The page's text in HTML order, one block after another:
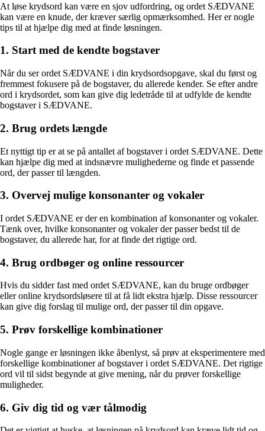
At løse krydsord kan være en sjov udfordring, og ordet SÆDVANE
kan være en knude, der kræver særlig opmærksomhed. Her er nogle
tips til at hjælpe dig med at finde løsningen.
1. Start med de kendte bogstaver
Når du ser ordet SÆDVANE i din krydsordsopgave, skal du først og
fremmest fokusere på de bogstaver, du allerede kender. Se efter andre
ord i krydsordet, som kan give dig ledetråde til at udfylde de kendte
bogstaver i SÆDVANE.
2. Brug ordets længde
Et nyttigt tip er at se på antallet af bogstaver i ordet SÆDVANE. Dette
kan hjælpe dig med at indsnævre mulighederne og finde et passende
ord, der passer til længden.
3. Overvej mulige konsonanter og vokaler
I ordet SÆDVANE er der en kombination af konsonanter og vokaler.
Tænk over, hvilke konsonanter og vokaler der passer bedst til de
bogstaver, du allerede har, for at finde det rigtige ord.
4. Brug ordbøger og online ressourcer
Hvis du sidder fast med ordet SÆDVANE, kan du bruge ordbøger
eller online krydsordsløsere til at få lidt ekstra hjælp. Disse ressourcer
kan give dig forslag til mulige ord, der passer til din opgave.
5. Prøv forskellige kombinationer
Nogle gange er løsningen ikke åbenlyst, så prøv at eksperimentere med
forskellige kombinationer af bogstaver i ordet SÆDVANE. Det rigtige
ord vil til sidst begynde at give mening, når du prøver forskellige
muligheder.
6. Giv dig tid og vær tålmodig